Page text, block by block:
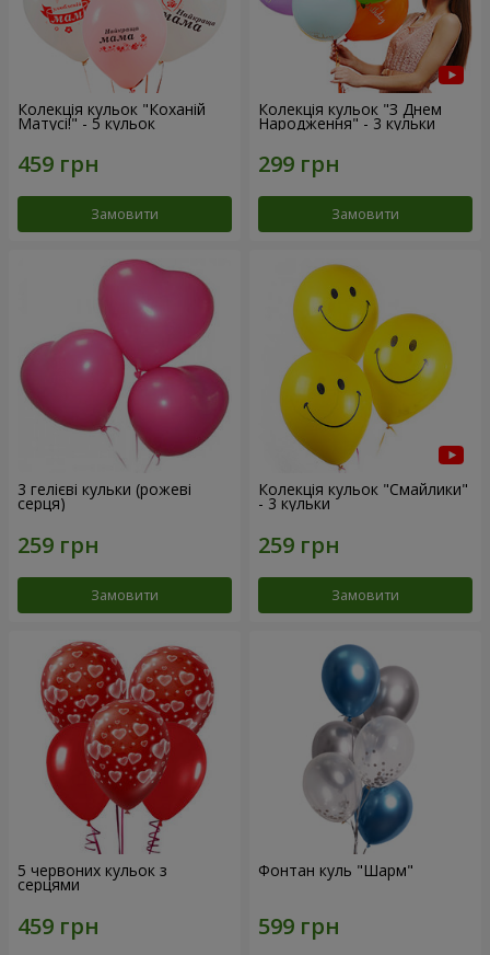
Колекція кульок "Коханій
Матусі!" - 5 кульок
Замовити
Колекція кульок "З Днем
Народження" - 3 кульки
Замовити
3 гелієві кульки (рожеві
серця)
Замовити
Колекція кульок "Смайлики"
- 3 кульки
Замовити
5 червоних кульок з
серцями
Фонтан куль "Шарм"